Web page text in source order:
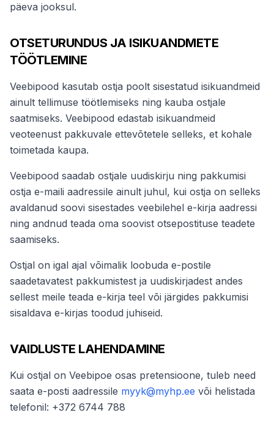
päeva jooksul.
OTSETURUNDUS JA ISIKUANDMETE
TÖÖTLEMINE
Veebipood kasutab ostja poolt sisestatud isikuandmeid
ainult tellimuse töötlemiseks ning kauba ostjale
saatmiseks. Veebipood edastab isikuandmeid
veoteenust pakkuvale ettevõtetele selleks, et kohale
toimetada kaupa.
Veebipood saadab ostjale uudiskirju ning pakkumisi
ostja e-maili aadressile ainult juhul, kui ostja on selleks
avaldanud soovi sisestades veebilehel e-kirja aadressi
ning andnud teada oma soovist otsepostituse teadete
saamiseks.
Ostjal on igal ajal võimalik loobuda e-postile
saadetavatest pakkumistest ja uudiskirjadest andes
sellest meile teada e-kirja teel või järgides pakkumisi
sisaldava e-kirjas toodud juhiseid.
VAIDLUSTE LAHENDAMINE
Kui ostjal on Veebipoe osas pretensioone, tuleb need
saata e-posti aadressile myyk@myhp.ee või helistada
telefonil: +372 6744 788